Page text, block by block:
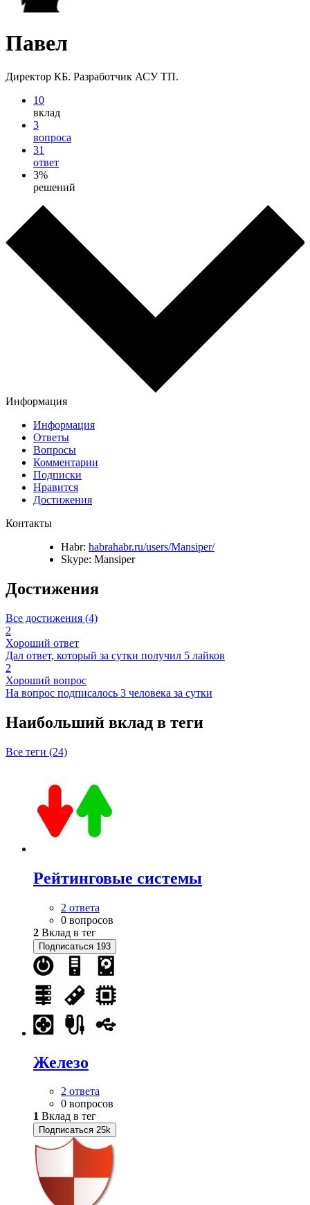
Павел
Директор КБ. Разработчик АСУ ТП.
10
вклад
3
вопроса
31
ответ
3%
решений
Информация
Информация
Ответы
Вопросы
Комментарии
Подписки
Нравится
Достижения
Контакты
Habr: habrahabr.ru/users/Mansiper/
Skype: Mansiper
Достижения
Все достижения (4)
2
Хороший ответ
Дал ответ, который за сутки получил 5 лайков
2
Хороший вопрос
На вопрос подписалось 3 человека за сутки
Наибольший вклад в теги
Все теги (24)
Рейтинговые системы
2 ответа
0 вопросов
2 Вклад в тег
Подписаться 193
Железо
2 ответа
0 вопросов
1 Вклад в тег
Подписаться 25k